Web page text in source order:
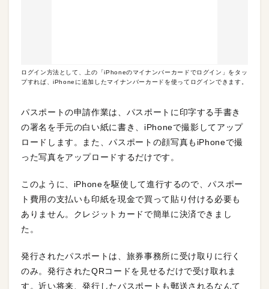
ログイン方法として、上の「iPhoneのマイナンバーカードでログイン」をタッ
プすれば、iPhoneに追加したマイナンバーカードを使ってログインできます。
パスポートの申請作業は、パスポートに印字する手書き
の署名を手元の白い紙に書き、iPhoneで撮影してアップ
ロードします。また、パスポートの顔写真もiPhoneで撮
った写真をアップロードするだけです。
このように、iPhoneを駆使して進行するので、パスポー
ト費用の支払いも印紙を現金で買って貼り付ける必要も
ありません。クレジットカードで簡単に決済できまし
た。
発行されたパスポートは、旅券事務所に受け取りに行く
のみ。発行されたQRコードを見せるだけで受け取れま
す。近い将来、発行したパスポートも郵送されるなんて